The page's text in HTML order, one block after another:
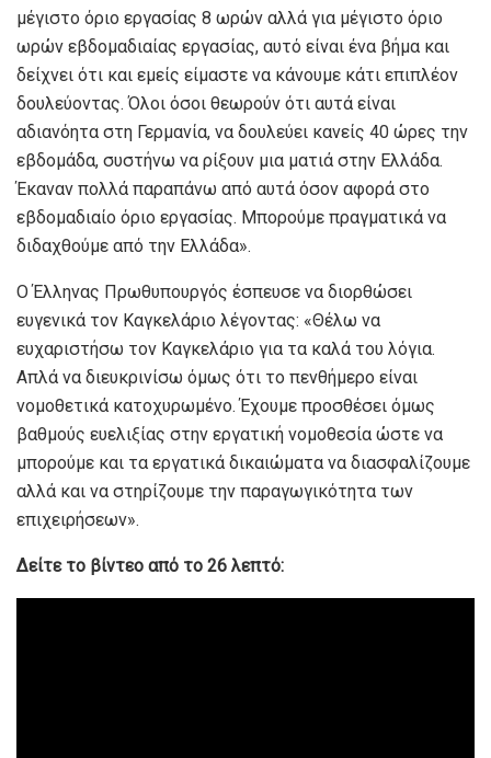
μέγιστο όριο εργασίας 8 ωρών αλλά για μέγιστο όριο
ωρών εβδομαδιαίας εργασίας, αυτό είναι ένα βήμα και
δείχνει ότι και εμείς είμαστε να κάνουμε κάτι επιπλέον
δουλεύοντας. Όλοι όσοι θεωρούν ότι αυτά είναι
αδιανόητα στη Γερμανία, να δουλεύει κανείς 40 ώρες την
εβδομάδα, συστήνω να ρίξουν μια ματιά στην Ελλάδα.
Έκαναν πολλά παραπάνω από αυτά όσον αφορά στο
εβδομαδιαίο όριο εργασίας. Μπορούμε πραγματικά να
διδαχθούμε από την Ελλάδα».
Ο Έλληνας Πρωθυπουργός έσπευσε να διορθώσει
ευγενικά τον Καγκελάριο λέγοντας: «Θέλω να
ευχαριστήσω τον Καγκελάριο για τα καλά του λόγια.
Απλά να διευκρινίσω όμως ότι το πενθήμερο είναι
νομοθετικά κατοχυρωμένο. Έχουμε προσθέσει όμως
βαθμούς ευελιξίας στην εργατική νομοθεσία ώστε να
μπορούμε και τα εργατικά δικαιώματα να διασφαλίζουμε
αλλά και να στηρίζουμε την παραγωγικότητα των
επιχειρήσεων».
Δείτε το βίντεο από το 26 λεπτό: